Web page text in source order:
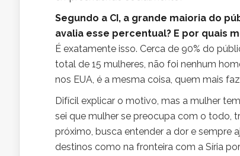
Segundo a CI, a grande maioria do
avalia esse percentual? E por quais
É exatamente isso. Cerca de 90% do
total de 15 mulheres, não foi nenhum
nos EUA, é a mesma coisa, quem mais
Difícil explicar o motivo, mas a mulher
sei que mulher se preocupa com o todo,
próximo, busca entender a dor e sempre
destinos como na fronteira com a Síria